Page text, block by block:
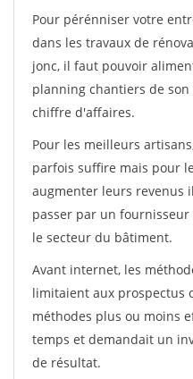
Pour pérénniser votre
dans les travaux de
jonc, il faut pouvoir
planning chantiers de
chiffre d'affaires.
Pour les meilleurs
parfois suffire mais pour
augmenter leurs revenus
passer par un
le secteur du bâtiment.
Avant internet, les
limitaient aux prospectus
méthodes plus ou moins
temps et demandait un
de résultat.